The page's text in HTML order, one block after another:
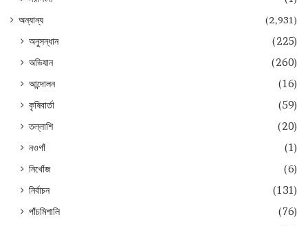
অন্যান্য (2,931)
অনুসন্ধান
(225)
অভিযান
(260)
আন্দোলন
(16)
কৃষিবার্তা
(59)
তল্লাশি
(20)
নওগাঁ
(1)
নিখোঁজ
(6)
নির্বাচন
(131)
পাঁচমিশালি
(76)